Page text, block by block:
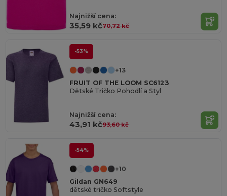
Najnižší cena:
35,59 kč70,72 kč
-53%
+13
FRUIT OF THE LOOM SC6123
Dětské Tričko Pohodlí a Styl
Najnižší cena:
43,91 kč93,60 kč
-54%
+10
Gildan GN649
dětské tričko Softstyle